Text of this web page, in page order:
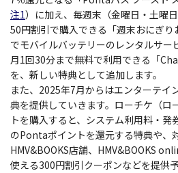
注1）に加え、毎週末（金曜日・土曜
50円割引で購入できる「週末おにぎ
でモバイルバッテリーのレンタルサ
月1回30分まで無料で利用できる「
を、新しい特典として追加します。
また、2025年7月からはエンターテイ
典を提供していきます。ローチケ（ロ
トを購入すると、システム利用料・発
のPontaポイントを還元する特典や、
HMV&BOOKS店舗、HMV&BOOKS
使える300円割引クーポンなどを提供予